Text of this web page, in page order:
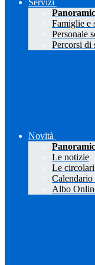
Servizi
Famiglie e
Personale
Percorsi di
Novità
Le notizie
Le circolari
Calendario
Albo